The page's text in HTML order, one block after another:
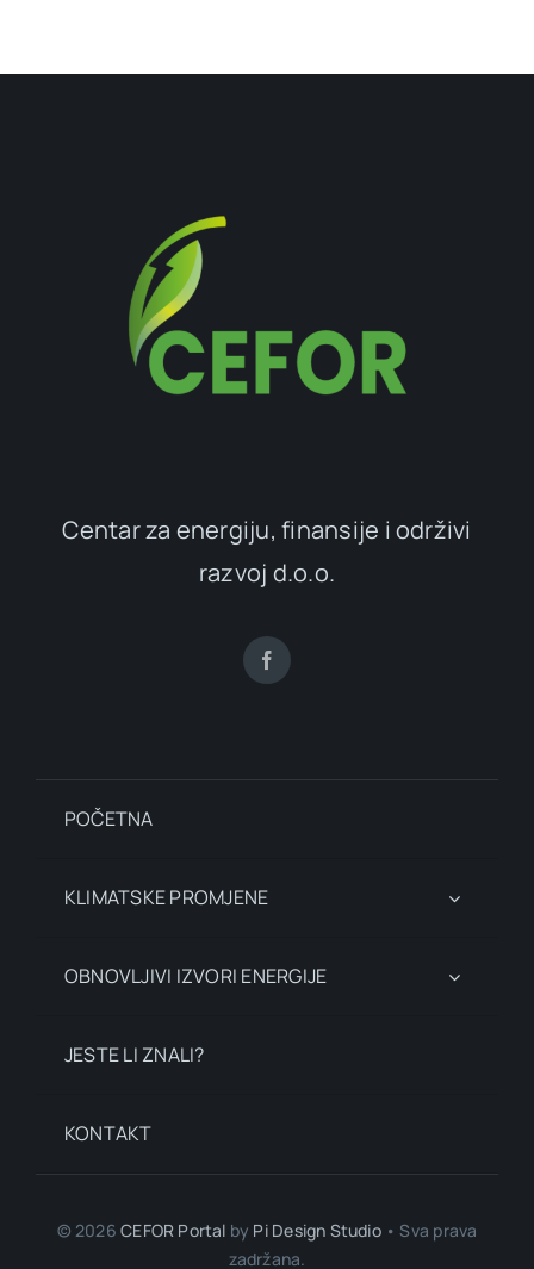
Centar za energiju, finansije i održivi
razvoj d.o.o.
POČETNA
KLIMATSKE PROMJENE
OBNOVLJIVI IZVORI ENERGIJE
JESTE LI ZNALI?
KONTAKT
© 2026CEFOR Portal by Pi Design Studio• Sva prava
zadržana.